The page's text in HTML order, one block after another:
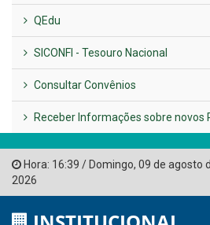
LINKS ÚTEIS
AMUPE
Governo de Pernambuco
Tribunal de Contas do Estado de
Ministério Público do Estado de
Controladoria-Geral da União